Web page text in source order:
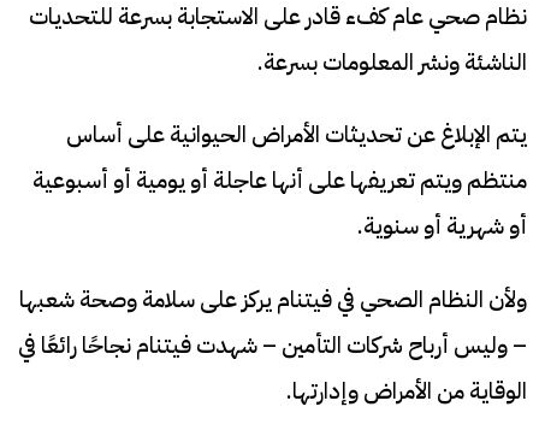
نظام صحي عام كفء قادر على الاستجابة بسرعة للتحديات
الناشئة ونشر المعلومات بسرعة.
يتم الإبلاغ عن تحديثات الأمراض الحيوانية على أساس
منتظم ويتم تعريفها على أنها عاجلة أو يومية أو أسبوعية
أو شهرية أو سنوية.
ولأن النظام الصحي في فيتنام يركز على سلامة وصحة شعبها
– وليس أرباح شركات التأمين – شهدت فيتنام نجاحًا رائعًا في
الوقاية من الأمراض وإدارتها.